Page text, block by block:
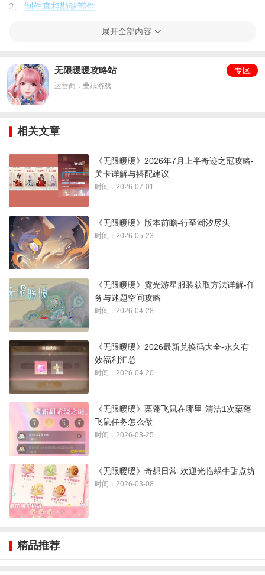
2、 制作真相勘破部件
完成风物任务鸣鸣列车谋杀案
二、第二天：
2、 通关寻访旧窖遗香第1关
3、拜访1次其他搭配师的家园
4、成功找到2个走散的史丢丢
三、第三天：
1、完成风物任务暖暖探案集丰收的秘密
2、服装等级提升50级
3、虹染1次服装部件并保存
4、在性感天王挑战中获得优秀及以上评价
四、第四天：
1、通关寻访旧窖遗香前4关
2、完成丰饶依旧全部任务
3、累计消耗2000点活跃能量
4、成功找到5个走散的史丢丢
展开全部内容
无限暖暖攻略站
运营商：叠纸游戏
专区
相关文章
《无限暖暖》2026年7月上半奇迹之冠攻略-
关卡详解与搭配建议
时间：2026-07-01
《无限暖暖》版本前瞻-行至潮汐尽头
时间：2026-05-23
《无限暖暖》霓光游星服装获取方法详解-任
务与迷题空间攻略
时间：2026-04-28
《无限暖暖》2026最新兑换码大全-永久有
效福利汇总
时间：2026-04-20
《无限暖暖》栗蓬飞鼠在哪里-清洁1次栗蓬
飞鼠任务怎么做
时间：2026-03-25
《无限暖暖》奇想日常-欢迎光临蜗牛甜点坊
时间：2026-03-08
精品推荐